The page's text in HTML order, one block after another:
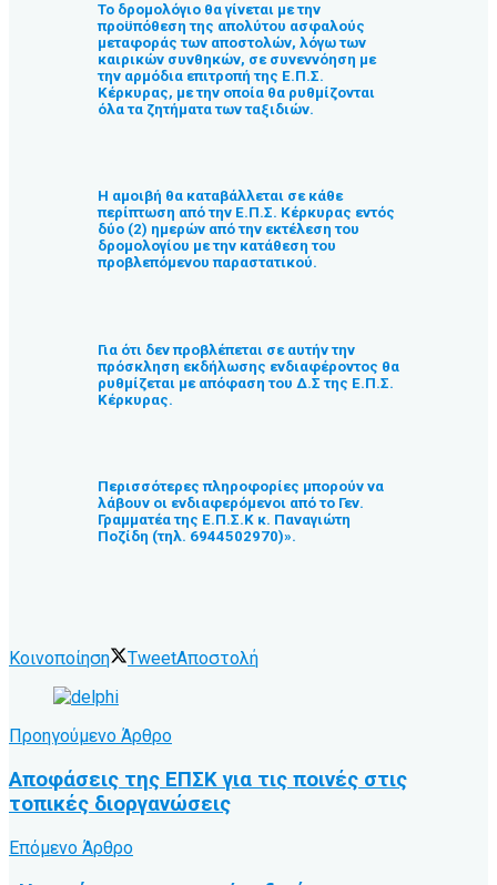
Το δρομολόγιο θα γίνεται με την
προϋπόθεση της απολύτου ασφαλούς
μεταφοράς των αποστολών, λόγω των
καιρικών συνθηκών, σε συνεννόηση με
την αρμόδια επιτροπή της Ε.Π.Σ.
Κέρκυρας, με την οποία θα ρυθμίζονται
όλα τα ζητήματα των ταξιδιών.
Η αμοιβή θα καταβάλλεται σε κάθε
περίπτωση από την Ε.Π.Σ. Κέρκυρας εντός
δύο (2) ημερών από την εκτέλεση του
δρομολογίου με την κατάθεση του
προβλεπόμενου παραστατικού.
Για ότι δεν προβλέπεται σε αυτήν την
πρόσκληση εκδήλωσης ενδιαφέροντος θα
ρυθμίζεται με απόφαση του Δ.Σ της Ε.Π.Σ.
Κέρκυρας.
Περισσότερες πληροφορίες μπορούν να
λάβουν οι ενδιαφερόμενοι από το Γεν.
Γραμματέα της Ε.Π.Σ.Κ κ. Παναγιώτη
Ποζίδη (τηλ. 6944502970)».
Κοινοποίηση TweetΑποστολή
Προηγούμενο Άρθρο
Αποφάσεις της ΕΠΣΚ για τις ποινές στις
τοπικές διοργανώσεις
Επόμενο Άρθρο